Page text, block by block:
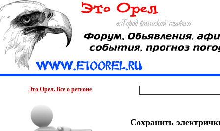
Это Орел. Все о регионе
Сохранить